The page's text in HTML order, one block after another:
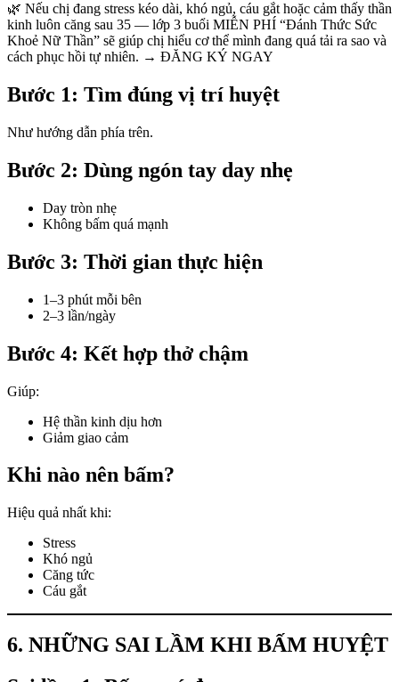
🌿 Nếu chị đang stress kéo dài, khó ngủ, cáu gắt hoặc cảm thấy thần
kinh luôn căng sau 35 — lớp 3 buổi MIỄN PHÍ “Đánh Thức Sức
Khoẻ Nữ Thần” sẽ giúp chị hiểu cơ thể mình đang quá tải ra sao và
cách phục hồi tự nhiên. → ĐĂNG KÝ NGAY
Bước 1: Tìm đúng vị trí huyệt
Như hướng dẫn phía trên.
Bước 2: Dùng ngón tay day nhẹ
Day tròn nhẹ
Không bấm quá mạnh
Bước 3: Thời gian thực hiện
1–3 phút mỗi bên
2–3 lần/ngày
Bước 4: Kết hợp thở chậm
Giúp:
Hệ thần kinh dịu hơn
Giảm giao cảm
Khi nào nên bấm?
Hiệu quả nhất khi:
Stress
Khó ngủ
Căng tức
Cáu gắt
6. NHỮNG SAI LẦM KHI BẤM HUYỆT